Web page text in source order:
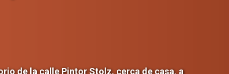
de la calle Pintor Stolz, cerca de casa, a